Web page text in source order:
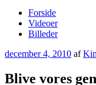
Forside
Videoer
Billeder
Udgivet
december 4, 2010 af
Blive vores